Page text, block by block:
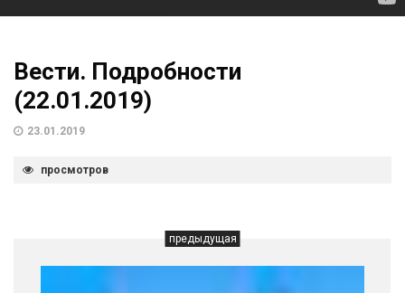
Вести. Подробности
(22.01.2019)
23.01.2019
просмотров
предыдущая